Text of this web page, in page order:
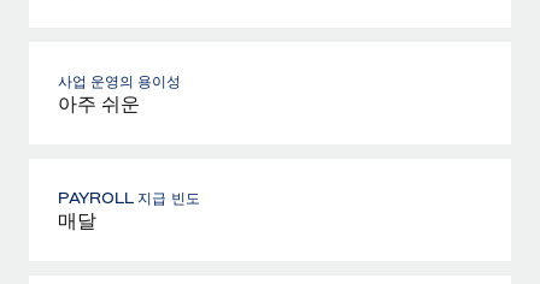
사업 운영의 용이성
아주 쉬운
PAYROLL 지급 빈도
매달